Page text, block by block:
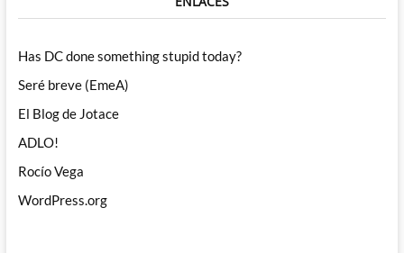
Has DC done something stupid today?
Seré breve (EmeA)
El Blog de Jotace
ADLO!
Rocío Vega
WordPress.org